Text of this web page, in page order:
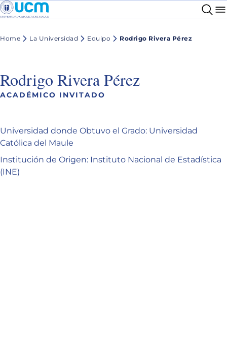
Home La Universidad Equipo Rodrigo Rivera Pérez
Rodrigo Rivera Pérez
ACADÉMICO INVITADO
Universidad donde Obtuvo el Grado: Universidad
Católica del Maule
Institución de Origen: Instituto Nacional de Estadística
(INE)